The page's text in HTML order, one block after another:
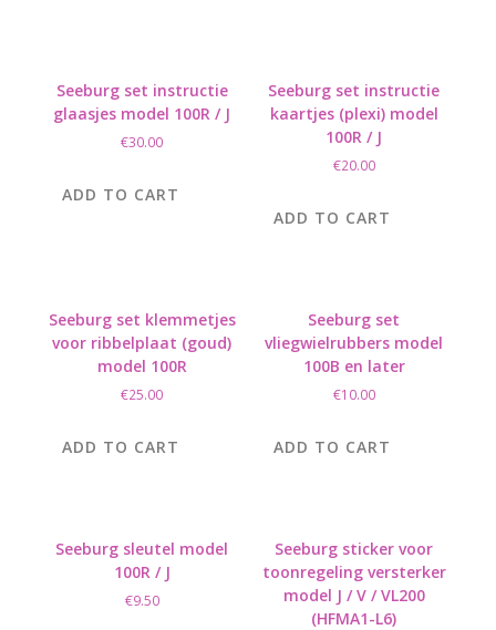
Seeburg set instructie
glaasjes model 100R / J
€30.00
ADD TO CART
Seeburg set instructie
kaartjes (plexi) model
100R / J
€20.00
ADD TO CART
Seeburg set klemmetjes
voor ribbelplaat (goud)
model 100R
€25.00
ADD TO CART
Seeburg set
vliegwielrubbers model
100B en later
€10.00
ADD TO CART
Seeburg sleutel model
100R / J
€9.50
Seeburg sticker voor
toonregeling versterker
model J / V / VL200
(HFMA1-L6)